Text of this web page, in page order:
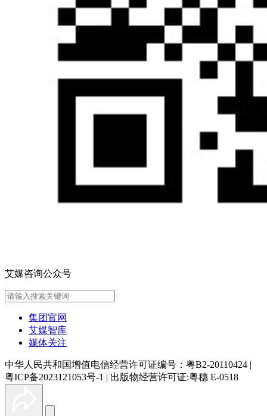
艾媒咨询公众号
集团官网
艾媒智库
媒体关注
中华人民共和国增值电信经营许可证编号：粤B2-20110424 |
粤ICP备2023121053号-1 | 出版物经营许可证:粤穗 E-0518